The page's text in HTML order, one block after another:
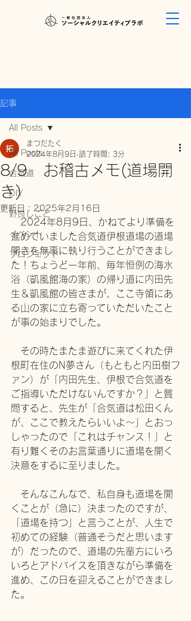
記事
All Posts
合気道
DIY
野良しごと
イベント
プロジェクト
All Posts
8/9 お稽古メモ(道場開
き)
まつだたく
2024年8月9日 読了時間: 3分
更新日： 2025年2月16日
2024年8月9日、かねてより準備を
進めていました合気道伊根道場の道場
開きを無事に執り行うことができまし
た！ ちょうど一年前、毎年恒例の海水
浴（凱風館海の家）の帰り道に内田先
生＆凱風館の皆さまが、ここ寺領にあ
る山の家に立ち寄っていただいたこと
が事の始まりでした。
その時たまたま遊びに来てくれた伊
根町在住のN夢さん（もともと内田樹フ
ァン）が「内田先生、伊根で合気道を
ご指導いただけないんですか？」と質
問すると、先生が「合気道は松田くん
が、ここで教えたらいいよ〜」とおっ
しゃったので「これはチャンス！」
と
有り難くそのお言葉通りに道場を開く
決意をするに至りました。
そんなこんなで、私自身も道場を開
くことが（急に）決まったのですが、
「道場を持つ」と言うことが、人生で
初めての経験（普通そうだと思います
が）だったので、道場の先輩方にいろ
いろとアドバイスを頂きながら準備を
進め、この日を迎えることができまし
た。